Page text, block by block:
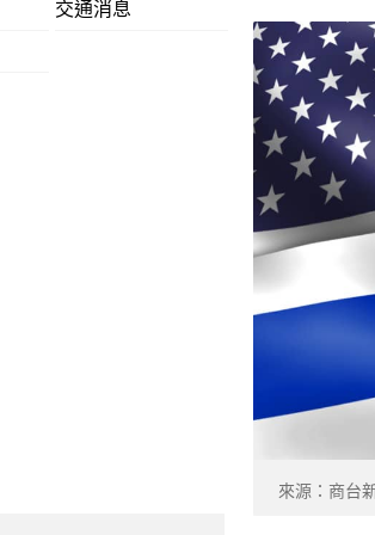
交通消息
來源：商台